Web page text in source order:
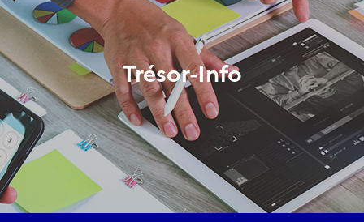
Trésor-Info